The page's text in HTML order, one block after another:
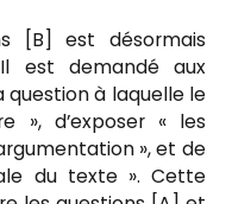
[B] est désormais
est demandé aux
question à laquelle le
», d’exposer « les
», et de
du texte ». Cette